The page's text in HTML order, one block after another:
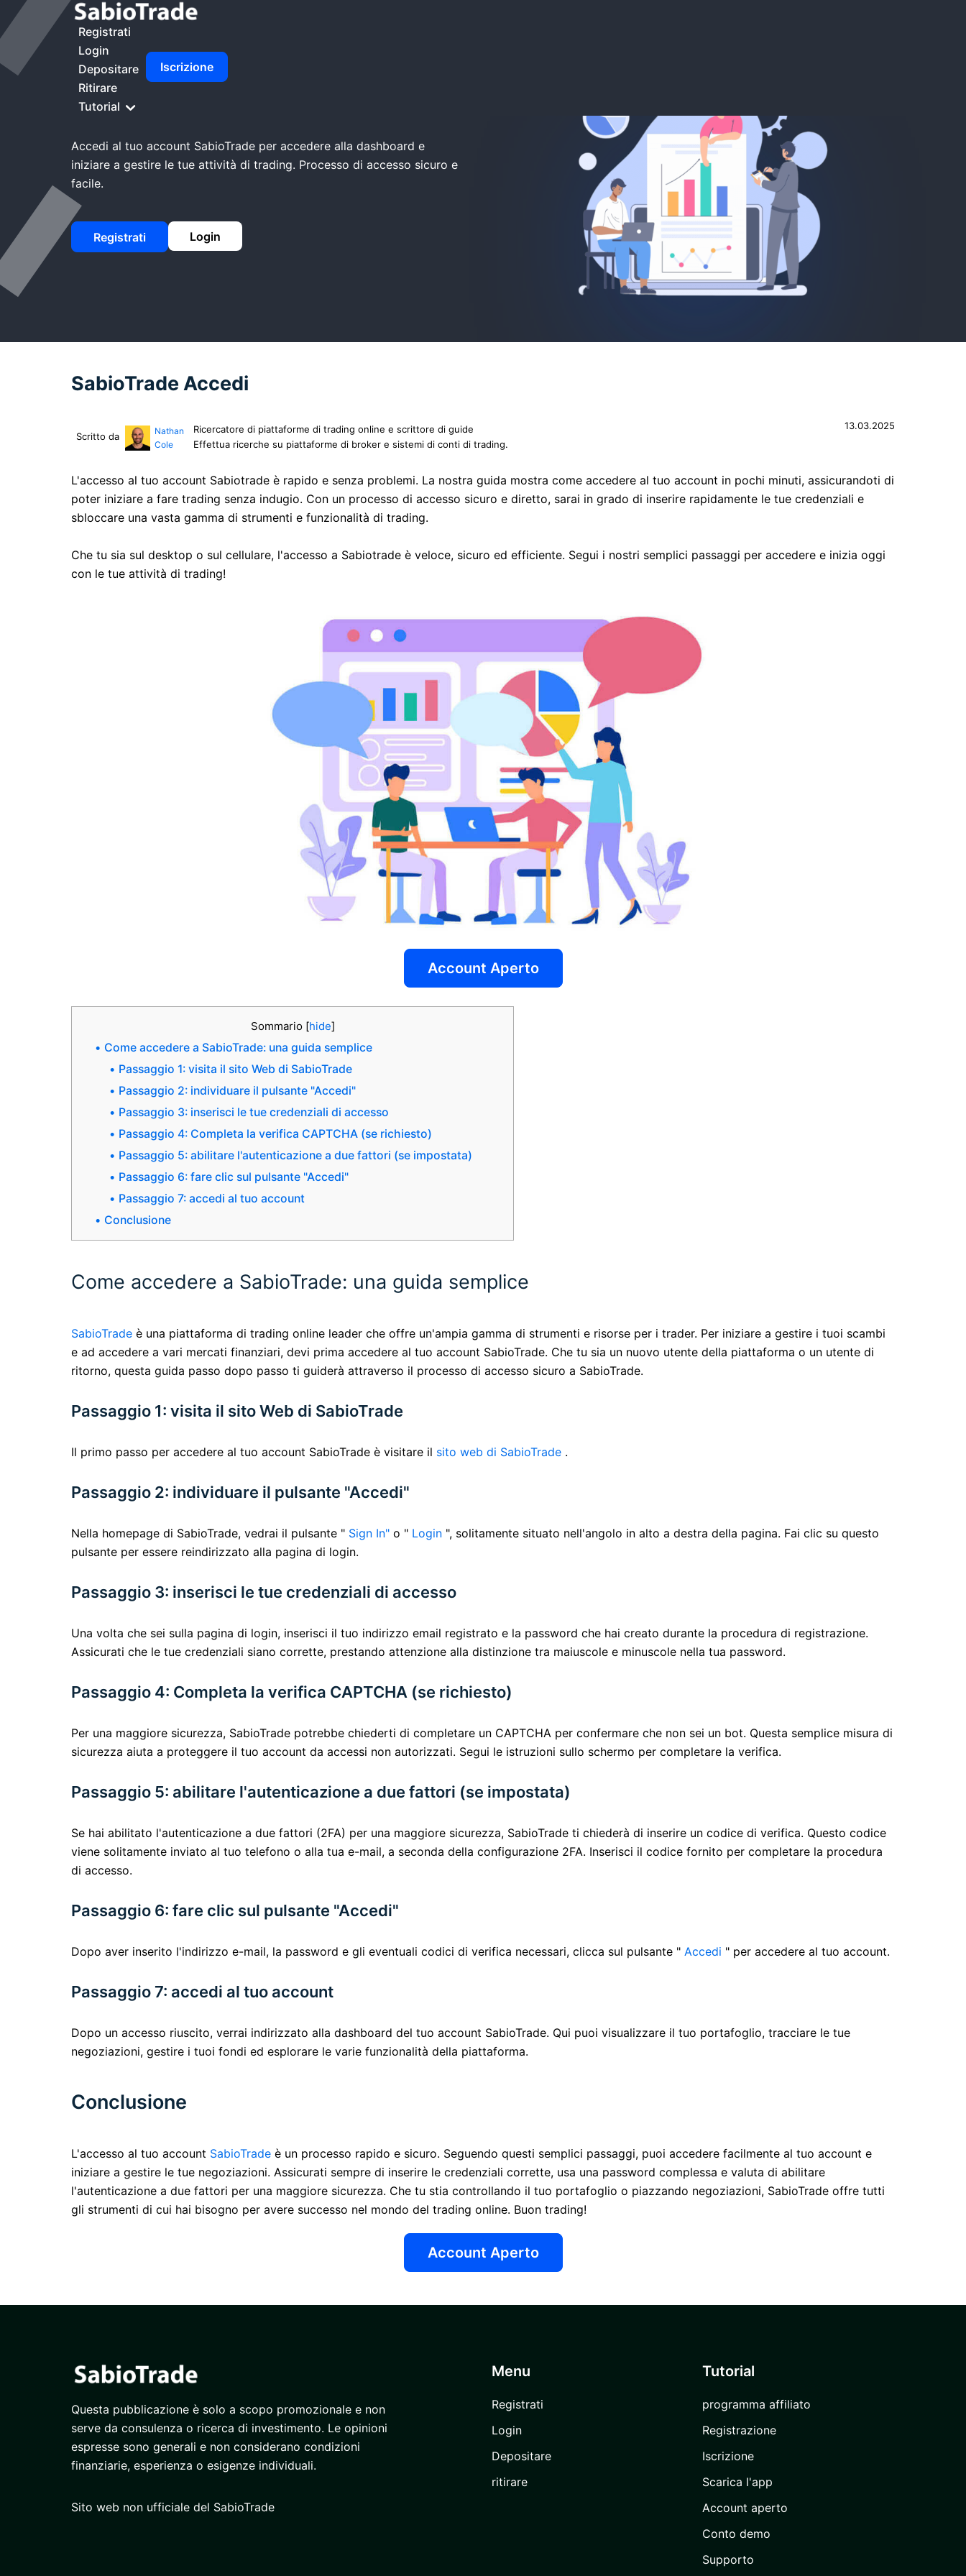
Registrati
Login
Depositare
Ritirare
Tutorial
Iscrizione
Casa SabioTrade Accedi
SabioTrade Accedi
Accedi al tuo account SabioTrade per accedere alla dashboard e
iniziare a gestire le tue attività di trading. Processo di accesso sicuro e
facile.
Registrati Login
SabioTrade Accedi
Scritto da
Nathan
Cole
Ricercatore di piattaforme di trading online e scrittore di guide
Effettua ricerche su piattaforme di broker e sistemi di conti di trading.
13.03.2025
L'accesso al tuo account Sabiotrade è rapido e senza problemi. La nostra guida mostra come accedere al tuo account in pochi minuti, assicurandoti di
poter iniziare a fare trading senza indugio. Con un processo di accesso sicuro e diretto, sarai in grado di inserire rapidamente le tue credenziali e
sbloccare una vasta gamma di strumenti e funzionalità di trading.
Che tu sia sul desktop o sul cellulare, l'accesso a Sabiotrade è veloce, sicuro ed efficiente. Segui i nostri semplici passaggi per accedere e inizia oggi
con le tue attività di trading!
Account Aperto
Sommario [hide]
Come accedere a SabioTrade: una guida semplice
Passaggio 1: visita il sito Web di SabioTrade
Passaggio 2: individuare il pulsante "Accedi"
Passaggio 3: inserisci le tue credenziali di accesso
Passaggio 4: Completa la verifica CAPTCHA (se richiesto)
Passaggio 5: abilitare l'autenticazione a due fattori (se impostata)
Passaggio 6: fare clic sul pulsante "Accedi"
Passaggio 7: accedi al tuo account
Conclusione
Come accedere a SabioTrade: una guida semplice
SabioTrade è una piattaforma di trading online leader che offre un'ampia gamma di strumenti e risorse per i trader. Per iniziare a gestire i tuoi scambi
e ad accedere a vari mercati finanziari, devi prima accedere al tuo account SabioTrade. Che tu sia un nuovo utente della piattaforma o un utente di
ritorno, questa guida passo dopo passo ti guiderà attraverso il processo di accesso sicuro a SabioTrade.
Passaggio 1: visita il sito Web di SabioTrade
Il primo passo per accedere al tuo account SabioTrade è visitare il sito web di SabioTrade .
Passaggio 2: individuare il pulsante "Accedi"
Nella homepage di SabioTrade, vedrai il pulsante " Sign In" o " Login ", solitamente situato nell'angolo in alto a destra della pagina. Fai clic su questo
pulsante per essere reindirizzato alla pagina di login.
Passaggio 3: inserisci le tue credenziali di accesso
Una volta che sei sulla pagina di login, inserisci il tuo indirizzo email registrato e la password che hai creato durante la procedura di registrazione.
Assicurati che le tue credenziali siano corrette, prestando attenzione alla distinzione tra maiuscole e minuscole nella tua password.
Passaggio 4: Completa la verifica CAPTCHA (se richiesto)
Per una maggiore sicurezza, SabioTrade potrebbe chiederti di completare un CAPTCHA per confermare che non sei un bot. Questa semplice misura di
sicurezza aiuta a proteggere il tuo account da accessi non autorizzati. Segui le istruzioni sullo schermo per completare la verifica.
Passaggio 5: abilitare l'autenticazione a due fattori (se impostata)
Se hai abilitato l'autenticazione a due fattori (2FA) per una maggiore sicurezza, SabioTrade ti chiederà di inserire un codice di verifica. Questo codice
viene solitamente inviato al tuo telefono o alla tua e-mail, a seconda della configurazione 2FA. Inserisci il codice fornito per completare la procedura
di accesso.
Passaggio 6: fare clic sul pulsante "Accedi"
Dopo aver inserito l'indirizzo e-mail, la password e gli eventuali codici di verifica necessari, clicca sul pulsante " Accedi " per accedere al tuo account.
Passaggio 7: accedi al tuo account
Dopo un accesso riuscito, verrai indirizzato alla dashboard del tuo account SabioTrade. Qui puoi visualizzare il tuo portafoglio, tracciare le tue
negoziazioni, gestire i tuoi fondi ed esplorare le varie funzionalità della piattaforma.
Conclusione
L'accesso al tuo account SabioTrade è un processo rapido e sicuro. Seguendo questi semplici passaggi, puoi accedere facilmente al tuo account e
iniziare a gestire le tue negoziazioni. Assicurati sempre di inserire le credenziali corrette, usa una password complessa e valuta di abilitare
l'autenticazione a due fattori per una maggiore sicurezza. Che tu stia controllando il tuo portafoglio o piazzando negoziazioni, SabioTrade offre tutti
gli strumenti di cui hai bisogno per avere successo nel mondo del trading online. Buon trading!
Account Aperto
Questa pubblicazione è solo a scopo promozionale e non
serve da consulenza o ricerca di investimento. Le opinioni
espresse sono generali e non considerano condizioni
finanziarie, esperienza o esigenze individuali.
Sito web non ufficiale del SabioTrade
Menu
Registrati
Login
Depositare
ritirare
Tutorial
programma affiliato
Registrazione
Iscrizione
Scarica l'app
Account aperto
Conto demo
Supporto